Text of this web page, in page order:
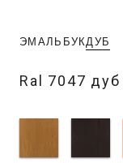
ЭМАЛЬ БУК ДУБ
Ral 7047 дуб